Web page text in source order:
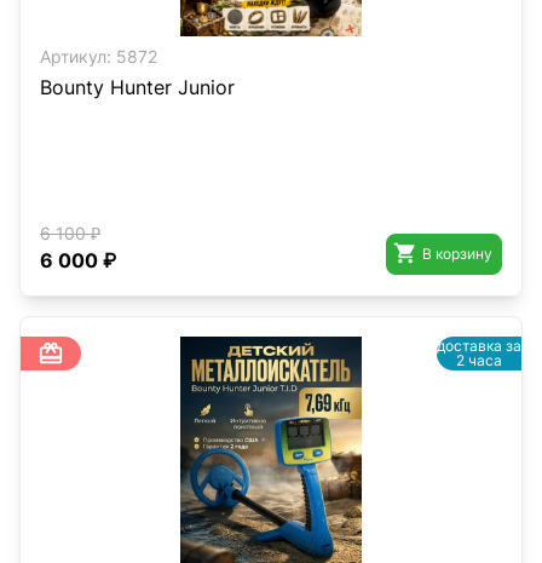
Артикул: 5872
Bounty Hunter Junior
6 100 ₽
6 000 ₽  В корзину

доставка за
2 часа